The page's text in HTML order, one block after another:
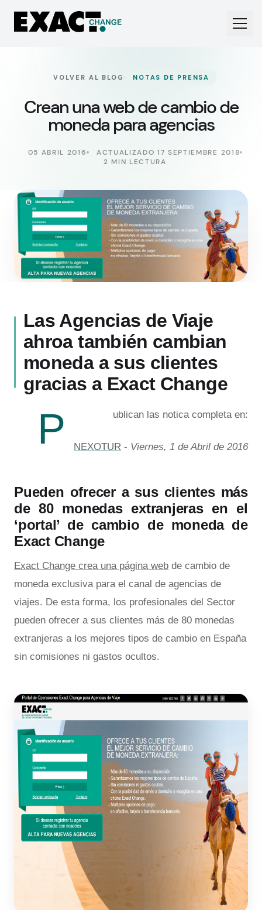
VOLVER AL BLOG · NOTAS DE PRENSA
Crean una web de cambio de
moneda para agencias
05 ABRIL 2016
ACTUALIZADO 17 SEPTIEMBRE 2018
2 MIN LECTURA
Las Agencias de Viaje
ahroa también cambian
moneda a sus clientes
gracias a Exact Change
P ublican las notica completa en:
NEXOTUR - Viernes, 1 de Abril de 2016
Pueden ofrecer a sus clientes más
de 80 monedas extranjeras en el
‘portal’ de cambio de moneda de
Exact Change
Exact Change crea una página web de cambio de
moneda exclusiva para el canal de agencias de
viajes. De esta forma, los profesionales del Sector
pueden ofrecer a sus clientes más de 80 monedas
extranjeras a los mejores tipos de cambio en España
sin comisiones ni gastos ocultos.